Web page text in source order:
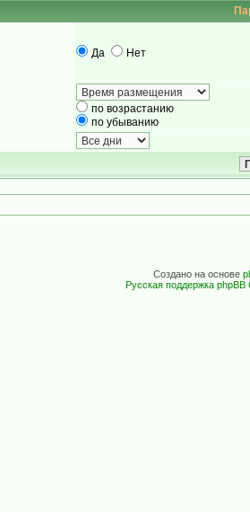
Да Нет
по возрастанию
по убыванию
Создано на основе
Русская поддержка phpBB